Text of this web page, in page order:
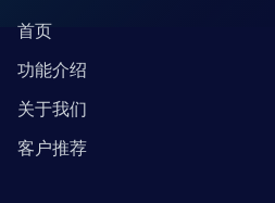
首页
功能介绍
关于我们
客户推荐